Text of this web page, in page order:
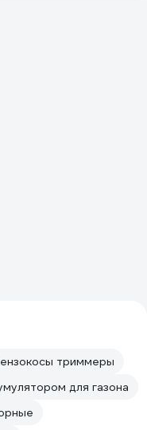
триммеры
для газона